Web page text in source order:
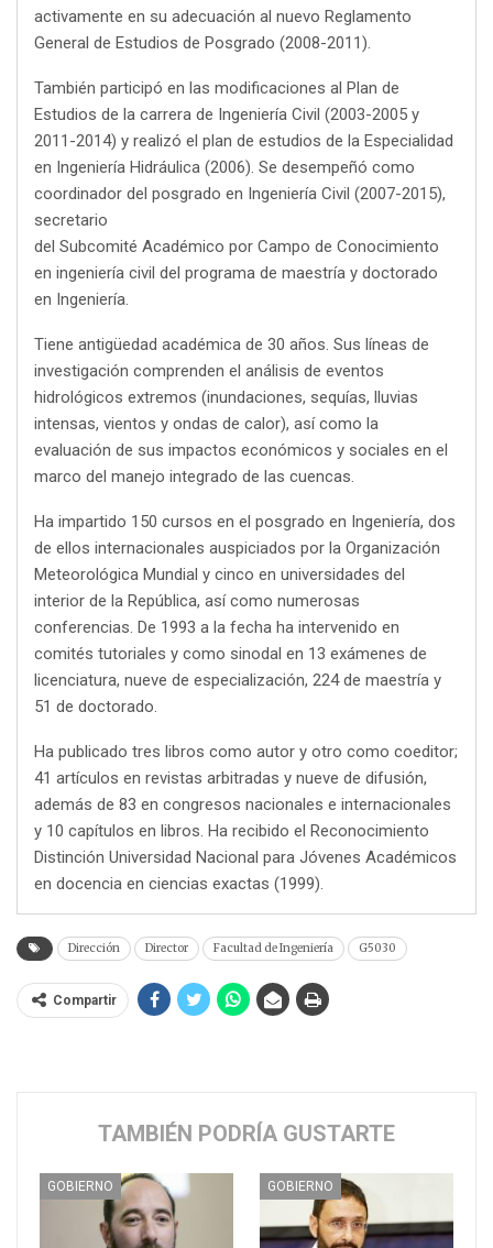
activamente en su adecuación al nuevo Reglamento
General de Estudios de Posgrado (2008-2011).
También participó en las modificaciones al Plan de
Estudios de la carrera de Ingeniería Civil (2003-2005 y
2011-2014) y realizó el plan de estudios de la Especialidad
en Ingeniería Hidráulica (2006). Se desempeñó como
coordinador del posgrado en Ingeniería Civil (2007-2015),
secretario
del Subcomité Académico por Campo de Conocimiento
en ingeniería civil del programa de maestría y doctorado
en Ingeniería.
Tiene antigüedad académica de 30 años. Sus líneas de
investigación comprenden el análisis de eventos
hidrológicos extremos (inundaciones, sequías, lluvias
intensas, vientos y ondas de calor), así como la
evaluación de sus impactos económicos y sociales en el
marco del manejo integrado de las cuencas.
Ha impartido 150 cursos en el posgrado en Ingeniería, dos
de ellos internacionales auspiciados por la Organización
Meteorológica Mundial y cinco en universidades del
interior de la República, así como numerosas
conferencias. De 1993 a la fecha ha intervenido en
comités tutoriales y como sinodal en 13 exámenes de
licenciatura, nueve de especialización, 224 de maestría y
51 de doctorado.
Ha publicado tres libros como autor y otro como coeditor;
41 artículos en revistas arbitradas y nueve de difusión,
además de 83 en congresos nacionales e internacionales
y 10 capítulos en libros. Ha recibido el Reconocimiento
Distinción Universidad Nacional para Jóvenes Académicos
en docencia en ciencias exactas (1999).
Dirección Director Facultad de Ingeniería G5030
Compartir
TAMBIÉN PODRÍA GUSTARTE
GOBIERNO GOBIERNO